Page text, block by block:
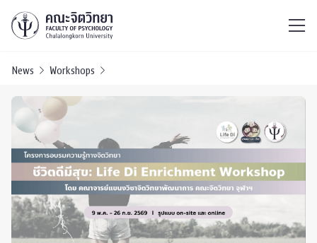
News Workshops